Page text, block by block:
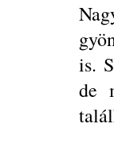
is.
de